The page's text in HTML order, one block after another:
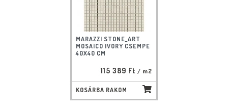
MARAZZI STONE_ART
MOSAICO IVORY CSEMPE
40X40 CM
115 389 Ft / m2
KOSÁRBA RAKOM